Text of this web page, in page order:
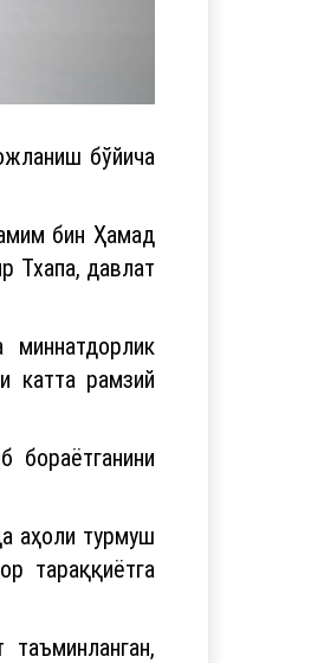
бўйича
бин Ҳамад
Тхапа, давлат
миннатдорлик
катта рамзий
бораётганини
аҳоли турмуш
тараққиётга